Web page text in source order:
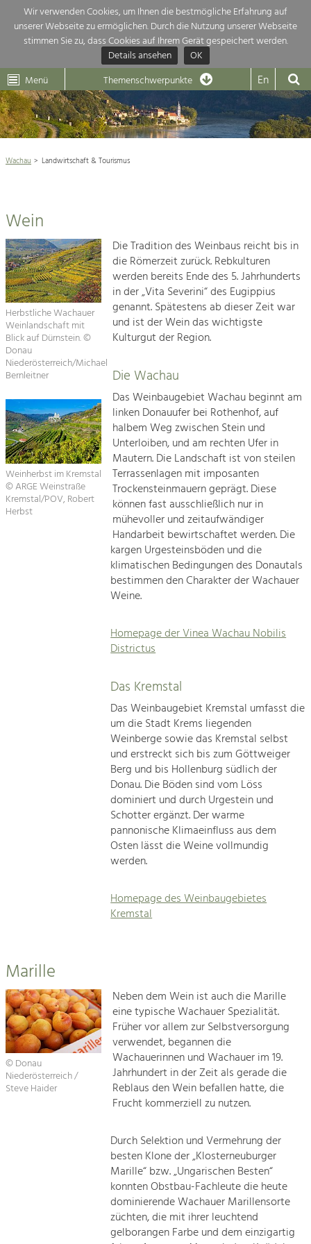
Wir verwenden Cookies, um Ihnen die bestmögliche Erfahrung auf
unserer Webseite zu ermöglichen. Durch die Nutzung unserer Webseite
stimmen Sie zu, dass Cookies auf Ihrem Gerät gespeichert werden.
Details ansehen
OK
Dunkelsteinerwald Klima
Menü Themenschwerpunkte En
Aktuelles
Weltkulturerbe Wachau 
Rückblick 25 Jahre Jubiläum
Architektur
Landwirtschaft & Tourismus
Projekte
Kirchen am Fluss
Suche
Impressum
Kontakt
Themenübersicht
Die Regionalentwicklung in unserer Region ist sehr vielfältig. Deshalb
geben wir hier eine Übersicht über unsere Themenschwerpunkte. Für
mehr Informationen einfach das Thema anklicken und schon werden alle
Projekte in diesem Kontext angezeigt.
Natur- &
Siedlungswesen.
Land- & Forstwirtschaft
Bewirtschaftung und Pflege der
Kulturlandschaft.
Tourismus
Angebotsentwicklung und
Positionierung.
Kunst & Kultur
Handwerk, Wissenschaft und Forschung.
Soziales, Bildung &
Identität
Gleichberechtigung, Jugend und
Integration
Mobilität & Energie
Klimawandel, öffentlicher Verkehr und
erneuerbare Energie
Steigerung regionaler Wertschöpfung
Wachau Landwirtschaft & Tourismus
Wein
Herbstliche Wachauer
Weinlandschaft mit
Blick auf Dürnstein. ©
Donau
Niederösterreich/Michael
Bernleitner
Weinherbst im Kremstal
© ARGE Weinstraße
Kremstal/POV, Robert
Herbst
Die Tradition des Weinbaus reicht bis in
die Römerzeit zurück. Rebkulturen
werden bereits Ende des 5. Jahrhunderts
in der „Vita Severini“ des Eugippius
genannt. Spätestens ab dieser Zeit war
und ist der Wein das wichtigste
Kulturgut der Region.
Die Wachau
Das Weinbaugebiet Wachau beginnt am
linken Donauufer bei Rothenhof, auf
halbem Weg zwischen Stein und
Unterloiben, und am rechten Ufer in
Mautern. Die Landschaft ist von steilen
Terrassenlagen mit imposanten
Trockensteinmauern geprägt. Diese
können fast ausschließlich nur in
mühevoller und zeitaufwändiger
Handarbeit bewirtschaftet werden. Die
kargen Urgesteinsböden und die
klimatischen Bedingungen des Donautals
bestimmen den Charakter der Wachauer
Weine.
Homepage der Vinea Wachau Nobilis
Districtus
Das Kremstal
Das Weinbaugebiet Kremstal umfasst die
um die Stadt Krems liegenden
Weinberge sowie das Kremstal selbst
und erstreckt sich bis zum Göttweiger
Berg und bis Hollenburg südlich der
Donau. Die Böden sind vom Löss
dominiert und durch Urgestein und
Schotter ergänzt. Der warme
pannonische Klimaeinfluss aus dem
Osten lässt die Weine vollmundig
werden.
Homepage des Weinbaugebietes
Kremstal
Marille
© Donau
Niederösterreich /
Steve Haider
Neben dem Wein ist auch die Marille
eine typische Wachauer Spezialität.
Früher vor allem zur Selbstversorgung
verwendet, begannen die
Wachauerinnen und Wachauer im 19.
Jahrhundert in der Zeit als gerade die
Reblaus den Wein befallen hatte, die
Frucht kommerziell zu nutzen.
Durch Selektion und Vermehrung der
besten Klone der „Klosterneuburger
Marille“ bzw. „Ungarischen Besten“
konnten Obstbau-Fachleute die heute
dominierende Wachauer Marillensorte
züchten, die mit ihrer leuchtend
gelborangen Farbe und dem einzigartig